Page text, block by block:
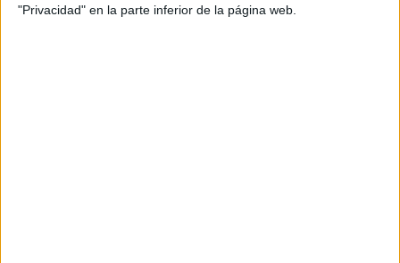
"Privacidad" en la parte inferior de la página web.
Aceptolos Términos y Condicionesde uso*